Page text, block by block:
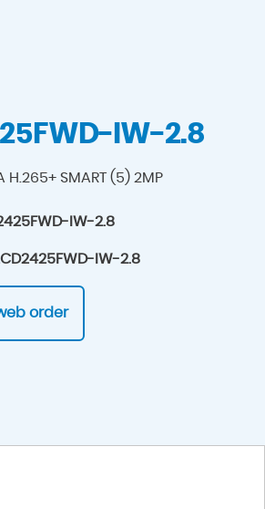
IW-2.8
H.265+ SMART (5) 2MP
IW-2.8
IW-2.8
order